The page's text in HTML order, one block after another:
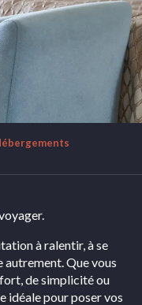
à ralentir, à se
Que vous
de simplicité ou
idéale pour poser vos